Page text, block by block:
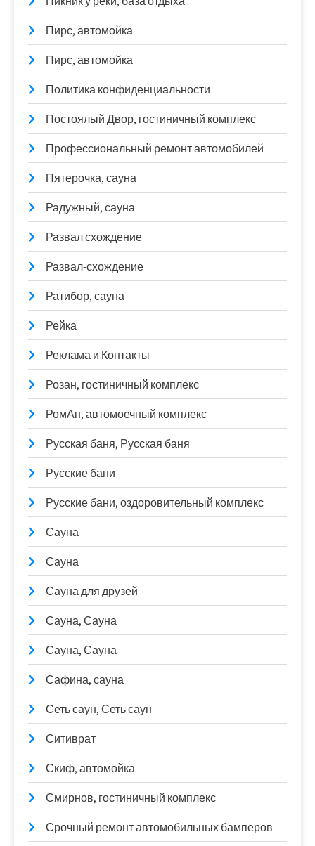
Пирс, автомойка
Пирс, автомойка
Политика конфиденциальности
Постоялый Двор, гостиничный комплекс
Профессиональный ремонт автомобилей
Пятерочка, сауна
Радужный, сауна
Развал схождение
Развал-схождение
Ратибор, сауна
Рейка
Реклама и Контакты
Розан, гостиничный комплекс
РомАн, автомоечный комплекс
Русская баня, Русская баня
Русские бани
Русские бани, оздоровительный комплекс
Сауна
Сауна
Сауна для друзей
Сауна, Сауна
Сауна, Сауна
Сафина, сауна
Сеть саун, Сеть саун
Ситиврат
Скиф, автомойка
Смирнов, гостиничный комплекс
Срочный ремонт автомобильных бамперов